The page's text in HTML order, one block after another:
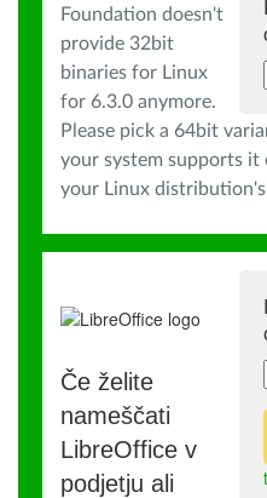
Foundation doesn't
provide 32bit
binaries for Linux
for 6.3.0 anymore.
Please pick a 64bit
your system supports
your Linux
Če želite
nameščati
LibreOffice v
podjetju ali